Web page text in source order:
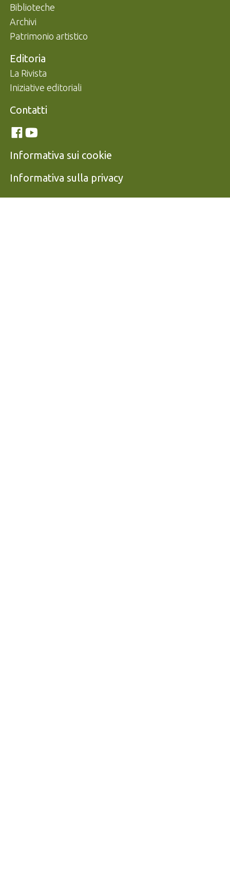
Biblioteche
Archivi
Patrimonio artistico
Editoria
La Rivista
Iniziative editoriali
Contatti
Facebook
Youtube
Informativa sui cookie
Informativa sulla privacy